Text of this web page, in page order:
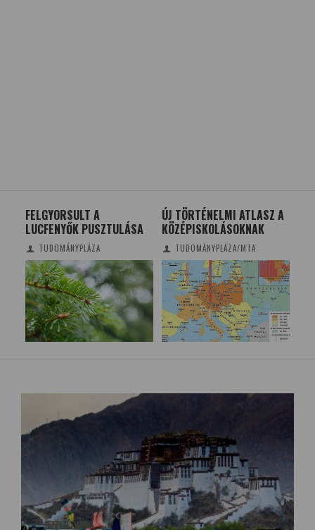
FELGYORSULT A
LUCFENYŐK PUSZTULÁSA
TUDOMÁNYPLÁZA
ÚJ TÖRTÉNELMI ATLASZ A
KÖZÉPISKOLÁSOKNAK
TUDOMÁNYPLÁZA/MTA